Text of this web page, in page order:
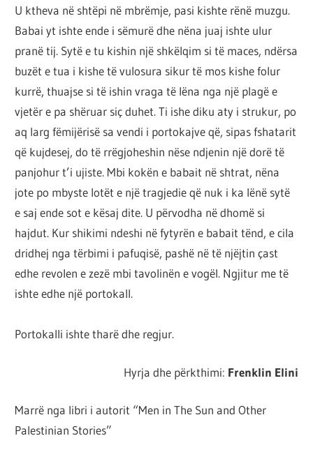
U ktheva në shtëpi në mbrëmje, pasi kishte rënë muzgu.
Babai yt ishte ende i sëmurë dhe nëna juaj ishte ulur
pranë tij. Sytë e tu kishin një shkëlqim si të maces, ndërsa
buzët e tua i kishe të vulosura sikur të mos kishe folur
kurrë, thuajse si të ishin vraga të lëna nga një plagë e
vjetër e pa shëruar siç duhet. Ti ishe diku aty i strukur, po
aq larg fëmijërisë sa vendi i portokajve që, sipas fshatarit
që kujdesej, do të rrëgjoheshin nëse ndjenin një dorë të
panjohur t’i ujiste. Mbi kokën e babait në shtrat, nëna
jote po mbyste lotët e një tragjedie që nuk i ka lënë sytë
e saj ende sot e kësaj dite. U përvodha në dhomë si
hajdut. Kur shikimi ndeshi në fytyrën e babait tënd, e cila
dridhej nga tërbimi i pafuqisë, pashë në të njëjtin çast
edhe revolen e zezë mbi tavolinën e vogël. Ngjitur me të
ishte edhe një portokall.
Portokalli ishte tharë dhe regjur.
Hyrja dhe përkthimi: Frenklin Elini
Marrë nga libri i autorit “Men in The Sun and Other
Palestinian Stories”